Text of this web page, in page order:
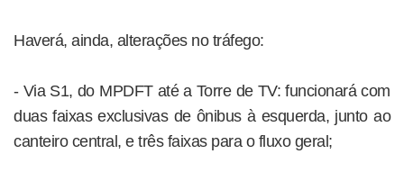
Haverá, ainda, alterações no tráfego:
- Via S1, do MPDFT até a Torre de TV: funcionará com
duas faixas exclusivas de ônibus à esquerda, junto ao
canteiro central, e três faixas para o fluxo geral;